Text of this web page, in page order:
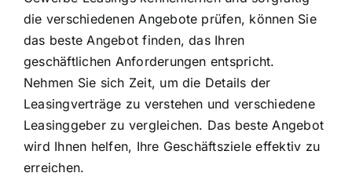
die verschiedenen Angebote prüfen, können Sie
das beste Angebot finden, das Ihren
geschäftlichen Anforderungen entspricht.
Nehmen Sie sich Zeit, um die Details der
Leasingverträge zu verstehen und verschiedene
Leasinggeber zu vergleichen. Das beste Angebot
wird Ihnen helfen, Ihre Geschäftsziele effektiv zu
erreichen.